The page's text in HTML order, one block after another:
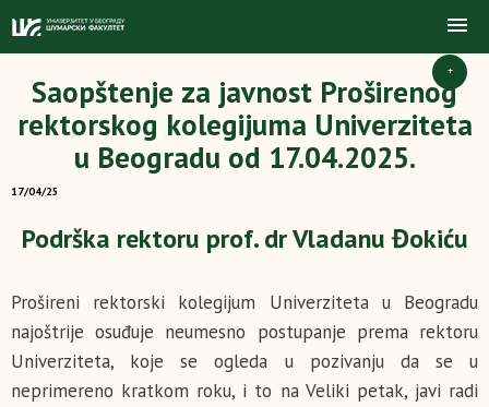
+
Saopštenje za javnost Proširenog
rektorskog kolegijuma Univerziteta
u Beogradu od 17.04.2025.
17/04/25
Podrška rektoru prof. dr Vladanu Đokiću
Prošireni rektorski kolegijum Univerziteta u Beogradu
najoštrije osuđuje neumesno postupanje prema rektoru
Univerziteta, koje se ogleda u pozivanju da se u
neprimereno kratkom roku, i to na Veliki petak, javi radi